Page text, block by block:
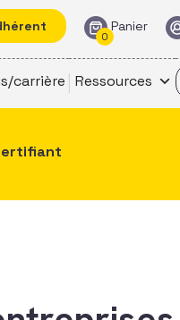
Panier
0
carrière Ressources